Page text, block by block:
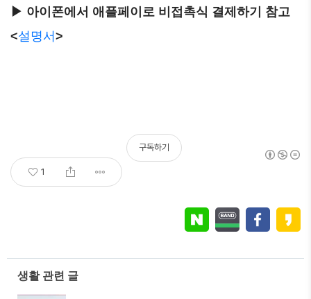
▶ 아이폰에서 애플페이로 비접촉식 결제하기 참고
<설명서 >
1
구독하기
생활 관련 글